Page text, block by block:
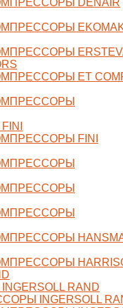
ET
FINI
RAND
INGERSOLL